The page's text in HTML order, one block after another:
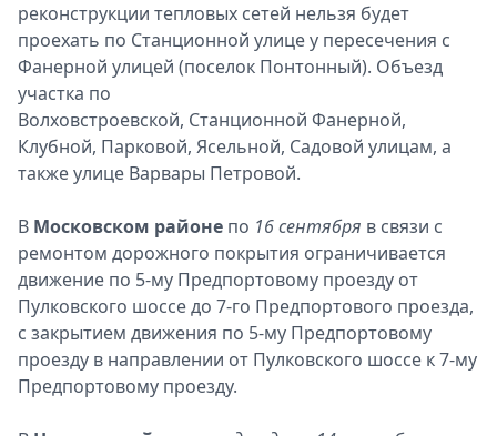
реконструкции тепловых сетей нельзя будет
проехать по Станционной улице у пересечения с
Фанерной улицей (поселок Понтонный). Объезд
участка по
Волховстроевской, Станционной Фанерной,
Клубной, Парковой, Ясельной, Садовой улицам, а
также улице Варвары Петровой.
В Московском районе по 16 сентября в связи с
ремонтом дорожного покрытия ограничивается
движение по 5-му Предпортовому проезду от
Пулковского шоссе до 7-го Предпортового проезда,
с закрытием движения по 5-му Предпортовому
проезду в направлении от Пулковского шоссе к 7-му
Предпортовому проезду.